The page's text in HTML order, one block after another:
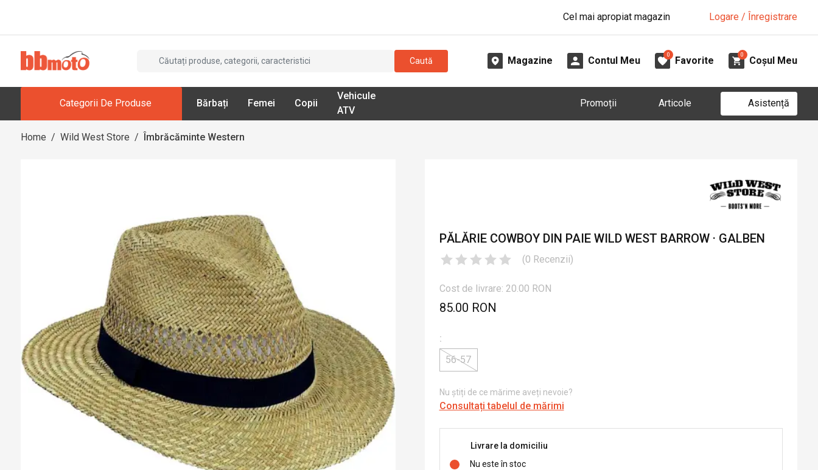
Cel mai apropiat magazin Logare / Înregistrare
Caută Magazine Contul Meu
0
Favorite
0
Coșul Meu
Categorii De Produse Bărbați Femei Copii
Vehicule
ATV
Promoții Articole Asistență
Home / Wild West Store / Îmbrăcăminte Western
PĂLĂRIE COWBOY DIN PAIE WILD WEST BARROW · GALBEN
(0 Recenzii)
Cost de livrare: 20.00 RON
85.00 RON
:
56-57
Nu știți de ce mărime aveți nevoie?
Consultați tabelul de mărimi
Livrare la domiciliu
Nu este în stoc